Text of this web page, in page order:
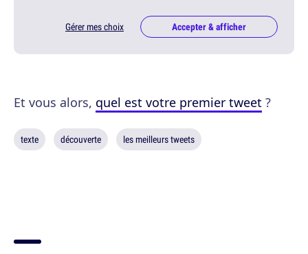
Gérer mes choix Accepter & afficher
Et vous alors, quel est votre premier tweet ?
texte découverte les meilleurs tweets